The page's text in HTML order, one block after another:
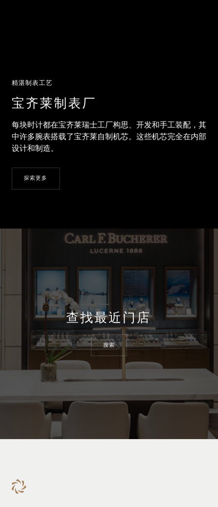
精湛制表工艺
宝齐莱制表厂
每块时计都在宝齐莱瑞士工厂构思、开发和手工装配，其
中许多腕表搭载了宝齐莱自制机芯。这些机芯完全在内部
设计和制造。
探索更多
查找最近门店
搜索